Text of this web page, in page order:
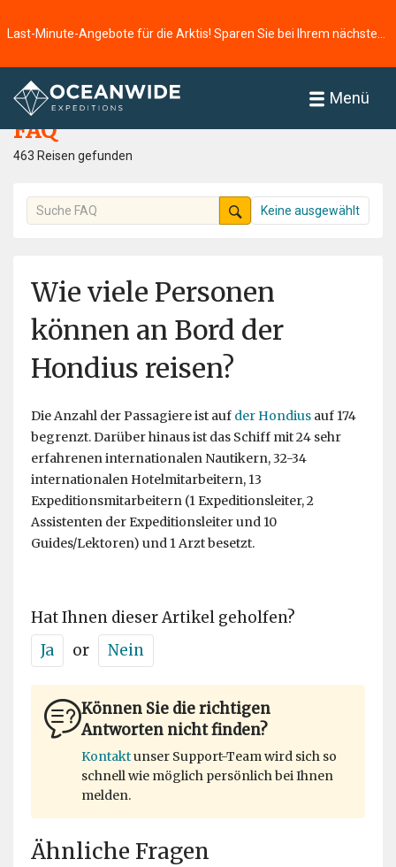
Menü
Startseite
FAQ
463 Reisen gefunden
Keine ausgewählt
Wie viele Personen
können an Bord der
Hondius reisen?
Die Anzahl der Passagiere ist auf der Hondius auf 174
begrenzt. Darüber hinaus ist das Schiff mit 24 sehr
erfahrenen internationalen Nautikern, 32-34
internationalen Hotelmitarbeitern, 13
Expeditionsmitarbeitern (1 Expeditionsleiter, 2
Assistenten der Expeditionsleiter und 10
Guides/Lektoren) und 1 Arzt besetzt.
Hat Ihnen dieser Artikel geholfen?
Ja
or Nein
Können Sie die richtigen
Antworten nicht finden?
Kontaktunser Support-Team wird sich so
schnell wie möglich persönlich bei Ihnen
melden.
Ähnliche Fragen